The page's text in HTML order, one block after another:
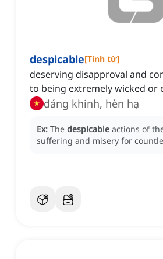
despicable[Tính từ]
deserving disapproval and
to being extremely wicked or
đáng khinh, hèn hạ
Ex: The despicable actions of
suffering and misery for